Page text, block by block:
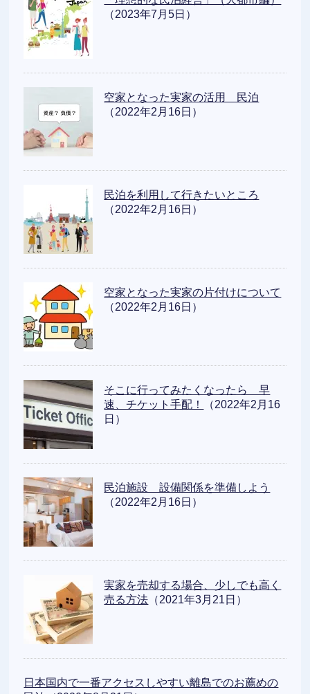
（2023年7月5日）
空家となった実家の活用 民泊
（2022年2月16日）
民泊を利用して行きたいところ
（2022年2月16日）
空家となった実家の片付けについて
（2022年2月16日）
そこに行ってみたくなったら 早
速、チケット手配！
（2022年2月16
日）
民泊施設 設備関係を準備しよう
（2022年2月16日）
実家を売却する場合、少しでも高く
売る方法 （2021年3月21日）
日本国内で一番アクセスしやすい離島でのお薦めの